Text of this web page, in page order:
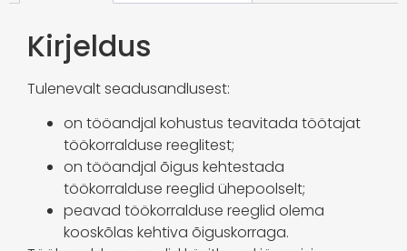
Kirjeldus
Tulenevalt seadusandlusest:
on tööandjal kohustus teavitada töötajat
töökorralduse reeglitest;
on tööandjal õigus kehtestada
töökorralduse reeglid ühepoolselt;
peavad töökorralduse reeglid olema
kooskõlas kehtiva õiguskorraga.